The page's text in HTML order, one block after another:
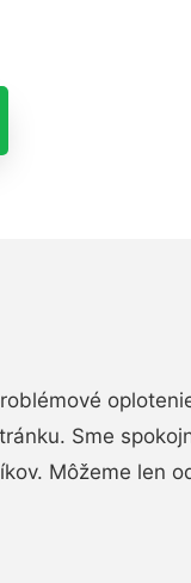
Sme
Môžeme len